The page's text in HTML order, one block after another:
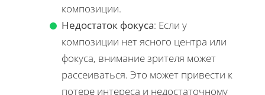
композиции.
Недостаток фокуса: Если у
композиции нет ясного центра или
фокуса, внимание зрителя может
рассеиваться. Это может привести к
потере интереса и недостаточному